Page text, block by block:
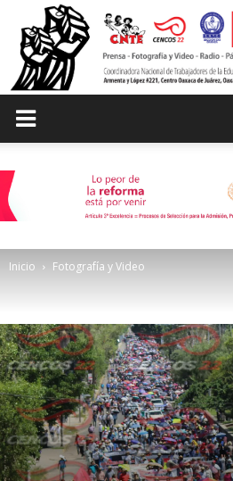
de
Social
de
Inicio Fotografía y Video